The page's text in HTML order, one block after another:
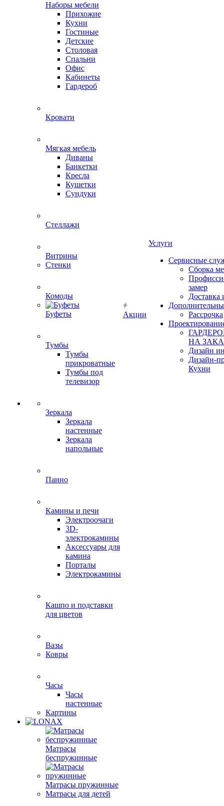
Наборы мебели
Прихожие
Кухни
Гостиные
Детские
Столовая
Спальни
Офис
Кабинеты
Гардероб
Кровати
Мягкая мебель
Диваны
Банкетки
Кресла
Кушетки
Сундуки
Стеллажи
Витрины
Стенки
Комоды
Буфеты
Тумбы
Тумбы
прикроватные
Тумбы под
телевизор
Зеркала
Зеркала
настенные
Зеркала
напольные
Панно
Камины и печи
Электроочаги
3D-
электрокамины
Аксессуары для
камина
Порталы
Электрокамины
Кашпо и подставки
для цветов
Вазы
Ковры
Часы
Часы
настенные
Картины
Матрасы
беспружинные
Матрасы пружинные
Матрасы для детей
Акции
Услуги
Сервисные
Сборка
замер
Доставка
Рассрочка
НА
Дизайн
Дизайн-
Кухни